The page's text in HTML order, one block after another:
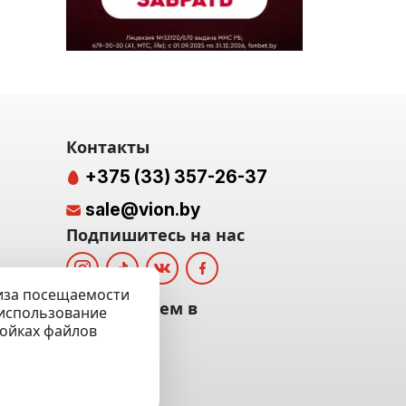
посещаемости
файлов
Контакты
+375 (33) 357-26-37
sale@vion.by
Подпишитесь на нас
Мы отвечаем в